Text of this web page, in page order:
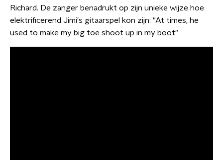
Richard. De zanger benadrukt op zijn unieke wijze hoe
elektrificerend Jimi's gitaarspel kon zijn: "At times, he
used to make my big toe shoot up in my boot"